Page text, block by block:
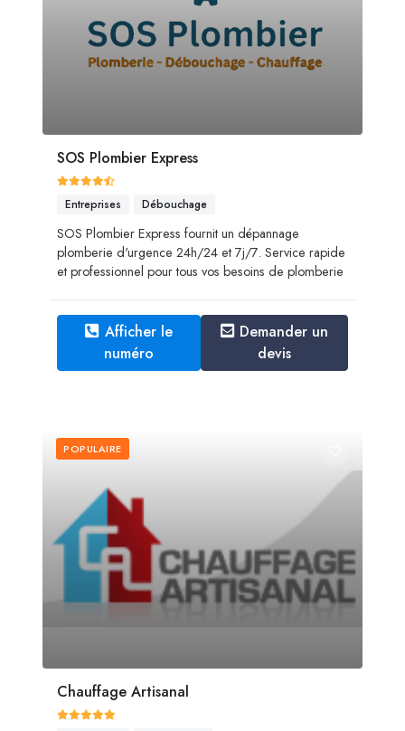
SOS Plombier Express
Entreprises Débouchage
SOS Plombier Express fournit un dépannage
plomberie d'urgence 24h/24 et 7j/7. Service rapide
et professionnel pour tous vos besoins de plomberie
Afficher le
numéro
Demander un
devis
POPULAIRE
Chauffage Artisanal